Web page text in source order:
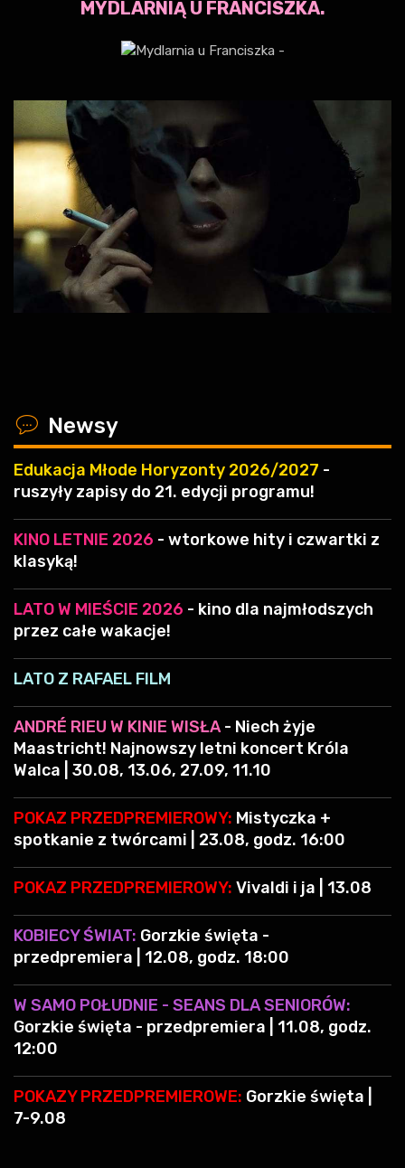
MYDLARNIĄ U FRANCISZKA.
x Newsy
Edukacja Młode Horyzonty 2026/2027 -
ruszyły zapisy do 21. edycji programu!
KINO LETNIE 2026 - wtorkowe hity i czwartki z
klasyką!
LATO W MIEŚCIE 2026 - kino dla najmłodszych
przez całe wakacje!
LATO Z RAFAEL FILM
ANDRÉ RIEU W KINIE WISŁA- Niech żyje
Maastricht! Najnowszy letni koncert Króla
Walca | 30.08, 13.06, 27.09, 11.10
POKAZ PRZEDPREMIEROWY: Mistyczka +
spotkanie z twórcami | 23.08, godz. 16:00
POKAZ PRZEDPREMIEROWY: Vivaldi i ja | 13.08
KOBIECY ŚWIAT: Gorzkie święta -
przedpremiera | 12.08, godz. 18:00
W SAMO POŁUDNIE - SEANS DLA SENIORÓW:
Gorzkie święta - przedpremiera | 11.08, godz.
12:00
POKAZY PRZEDPREMIEROWE: Gorzkie święta |
7-9.08